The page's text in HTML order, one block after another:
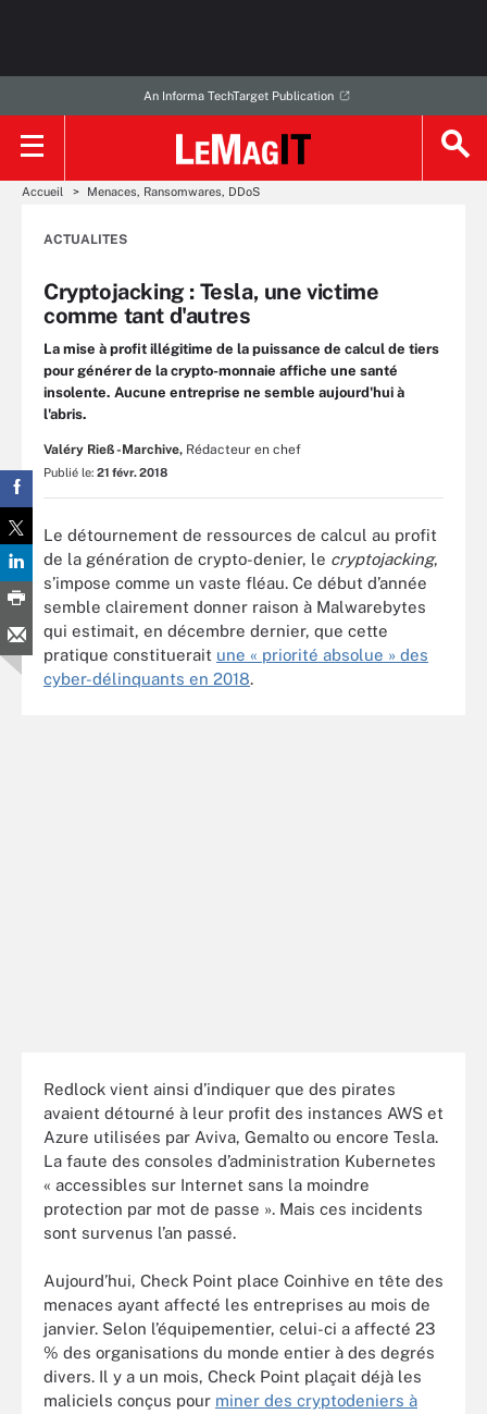
An Informa TechTarget Publication
Accueil Menaces, Ransomwares, DDoS
ACTUALITES
Cryptojacking : Tesla, une victime
comme tant d'autres
La mise à profit illégitime de la puissance de calcul de tiers
pour générer de la crypto-monnaie affiche une santé
insolente. Aucune entreprise ne semble aujourd'hui à
l'abris.
Valéry Rieß-Marchive, Rédacteur en chef
Publié le: 21 févr. 2018
Le détournement de ressources de calcul au profit
de la génération de crypto-denier, le cryptojacking,
s’impose comme un vaste fléau. Ce début d’année
semble clairement donner raison à Malwarebytes
qui estimait, en décembre dernier, que cette
pratique constituerait une « priorité absolue » des
cyber-délinquants en 2018.
Redlock vient ainsi d’indiquer que des pirates
avaient détourné à leur profit des instances AWS et
Azure utilisées par Aviva, Gemalto ou encore Tesla.
La faute des consoles d’administration Kubernetes
« accessibles sur Internet sans la moindre
protection par mot de passe ». Mais ces incidents
sont survenus l’an passé.
Aujourd’hui, Check Point place Coinhive en tête des
menaces ayant affecté les entreprises au mois de
janvier. Selon l’équipementier, celui-ci a affecté 23
% des organisations du monde entier à des degrés
divers. Il y a un mois, Check Point plaçait déjà les
maliciels conçus pour miner des cryptodeniers à